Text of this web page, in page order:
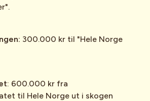
300.000 kr til "Hele Norge
: 600.000 kr fra
til Hele Norge ut i skogen